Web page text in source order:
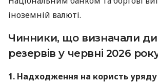
іноземній валюті.
Чинники, що визначали
резервів у червні 2026
1. Надходження на користь